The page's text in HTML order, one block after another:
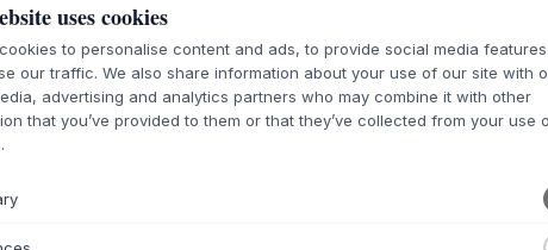
massello di rovere.
presenta come un
deliberata
testimonianza di
senza compromessi
disponibile in
struttura del legno,
che conferisce al
Questo oggetto
uses cookies
to personalise content and ads, to provide social media
our traffic. We also share information about your use of our site with
advertising and analytics partners who may combine it with other
that you’ve provided to them or that they’ve collected from your use